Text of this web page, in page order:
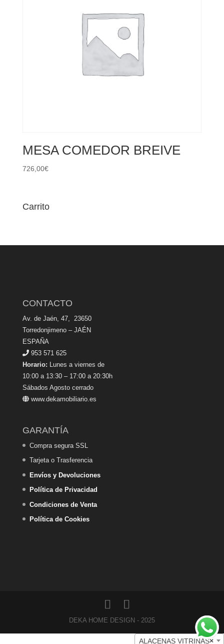
MESA COMEDOR BREIVE
726,00€
Carrito
CONTACTO
Av. de Jaén, 47, 23650
Torredonjimeno – JAÉN
ESPAÑA
953 571 625
Horario: Lunes a viernes de
10:00 a 13:30 – 17:00 a 20:30h
Sábados Agosto cerrado
www.dekamobiliario.es
GARANTÍA
Compra segura SSL
Tarjeta o Trasferencia
Envíos y Devoluciones
Política de Privacidad
Condiciones de Venta
Política de Cookies
DEKA HOME DESIGN - 2025
×
ALACENAS VITRINAS